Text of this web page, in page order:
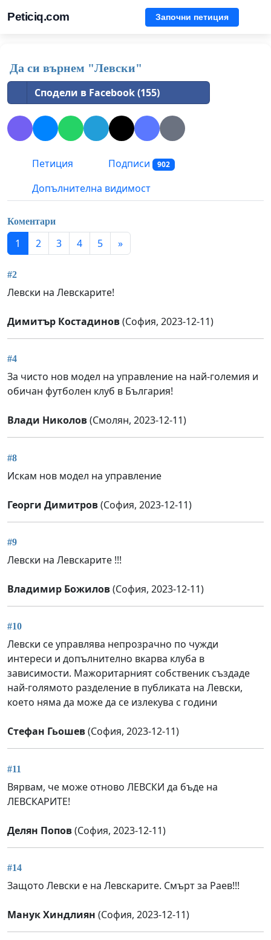
Peticiq.com Започни петиция
Да си върнем "Левски"
Сподели в Facebook (155)
Петиция Подписи 902
Допълнителна видимост
Коментари
1 2 3 4 5 »
#2
Левски на Левскарите!
Димитър Костадинов(София, 2023-12-11)
#4
За чисто нов модел на управление на най-големия и
обичан футболен клуб в България!
Влади Николов(Смолян, 2023-12-11)
#8
Искам нов модел на управление
Георги Димитров(София, 2023-12-11)
#9
Левски на Левскарите !!!
Владимир Божилов(София, 2023-12-11)
#10
Левски се управлява непрозрачно по чужди
интереси и допълнително вкарва клуба в
зависимости. Мажоритарният собственик създаде
най-голямото разделение в публиката на Левски,
което няма да може да се излекува с години
Стефан Гьошев(София, 2023-12-11)
#11
Вярвам, че може отново ЛЕВСКИ да бъде на
ЛЕВСКАРИТЕ!
Делян Попов(София, 2023-12-11)
#14
Защото Левски е на Левскарите. Смърт за Раев!!!
Манук Хиндлиян (София, 2023-12-11)